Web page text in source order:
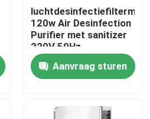
120w Air Desinfection
Purifier met sanitizer
220V 50Hz
Aanvraag sturen